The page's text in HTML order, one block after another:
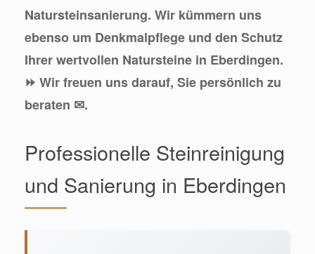
Natursteinsanierung. Wir kümmern uns
ebenso um Denkmalpflege und den Schutz
Ihrer wertvollen Natursteine in Eberdingen.
⏩ Wir freuen uns darauf, Sie persönlich zu
beraten ✉.
Professionelle Steinreinigung
und Sanierung in Eberdingen